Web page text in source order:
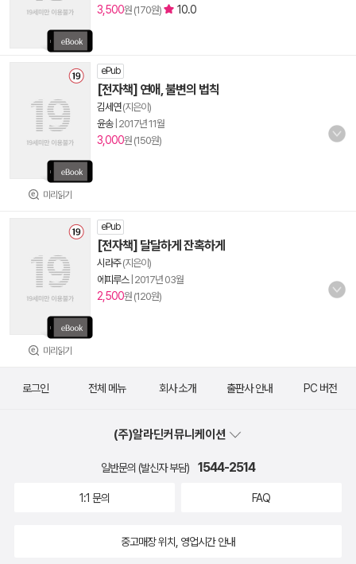
3,500원 (170원) 10.0
미리읽기
ePub
[전자책] 연애, 불변의 법칙
김세연(지은이)
윤송| 2017년 11월
3,000원 (150원)
미리읽기
ePub
[전자책] 달달하게 잔혹하게
시라주(지은이)
에피루스| 2017년 03월
2,500원 (120원)
로그인 전체 메뉴 회사 소개 출판사 안내 PC 버전
(주)알라딘커뮤니케이션
일반문의 (발신자 부담) 1544-2514
1:1 문의 FAQ
중고매장 위치, 영업시간 안내